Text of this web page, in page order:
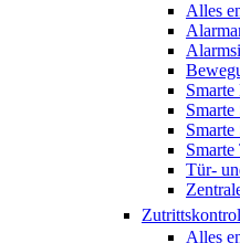
Alles
Smarte
Smarte
Smarte
Smarte
Tür-
Alles